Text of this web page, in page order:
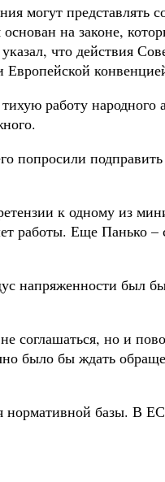
могут представлять
на законе,
что действия
работу народного
попросили
к одному из
работы. Еще Панько
напряженности был
соглашаться, но и
было бы ждать
базы. В